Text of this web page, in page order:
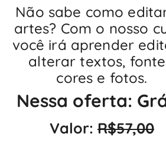
Não sabe como
artes? Com o nosso
você irá aprender
alterar textos,
cores e fotos.
Nessa oferta:
Valor: R$57,00